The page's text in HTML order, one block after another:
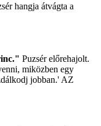
hangja átvágta a
Puzsér előrehajolt.
miközben egy
jobban.' AZ